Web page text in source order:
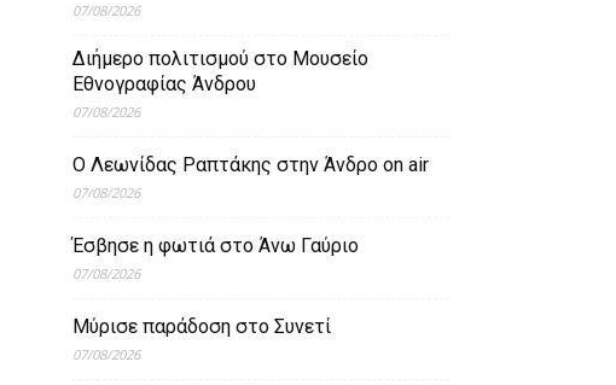
07/08/2026
Διήμερο πολιτισμού στο Μουσείο
Εθνογραφίας Άνδρου
07/08/2026
Ο Λεωνίδας Ραπτάκης στην Άνδρο on air
07/08/2026
Έσβησε η φωτιά στο Άνω Γαύριο
07/08/2026
Μύρισε παράδοση στο Συνετί
07/08/2026